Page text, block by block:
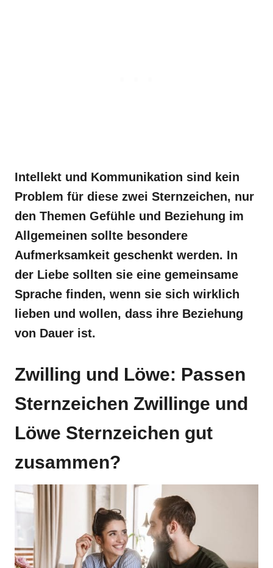
Intellekt und Kommunikation sind kein
Problem für diese zwei Sternzeichen, nur
den Themen Gefühle und Beziehung im
Allgemeinen sollte besondere
Aufmerksamkeit geschenkt werden. In
der Liebe sollten sie eine gemeinsame
Sprache finden, wenn sie sich wirklich
lieben und wollen, dass ihre Beziehung
von Dauer ist.
Zwilling und Löwe: Passen
Sternzeichen Zwillinge und
Löwe Sternzeichen gut
zusammen?